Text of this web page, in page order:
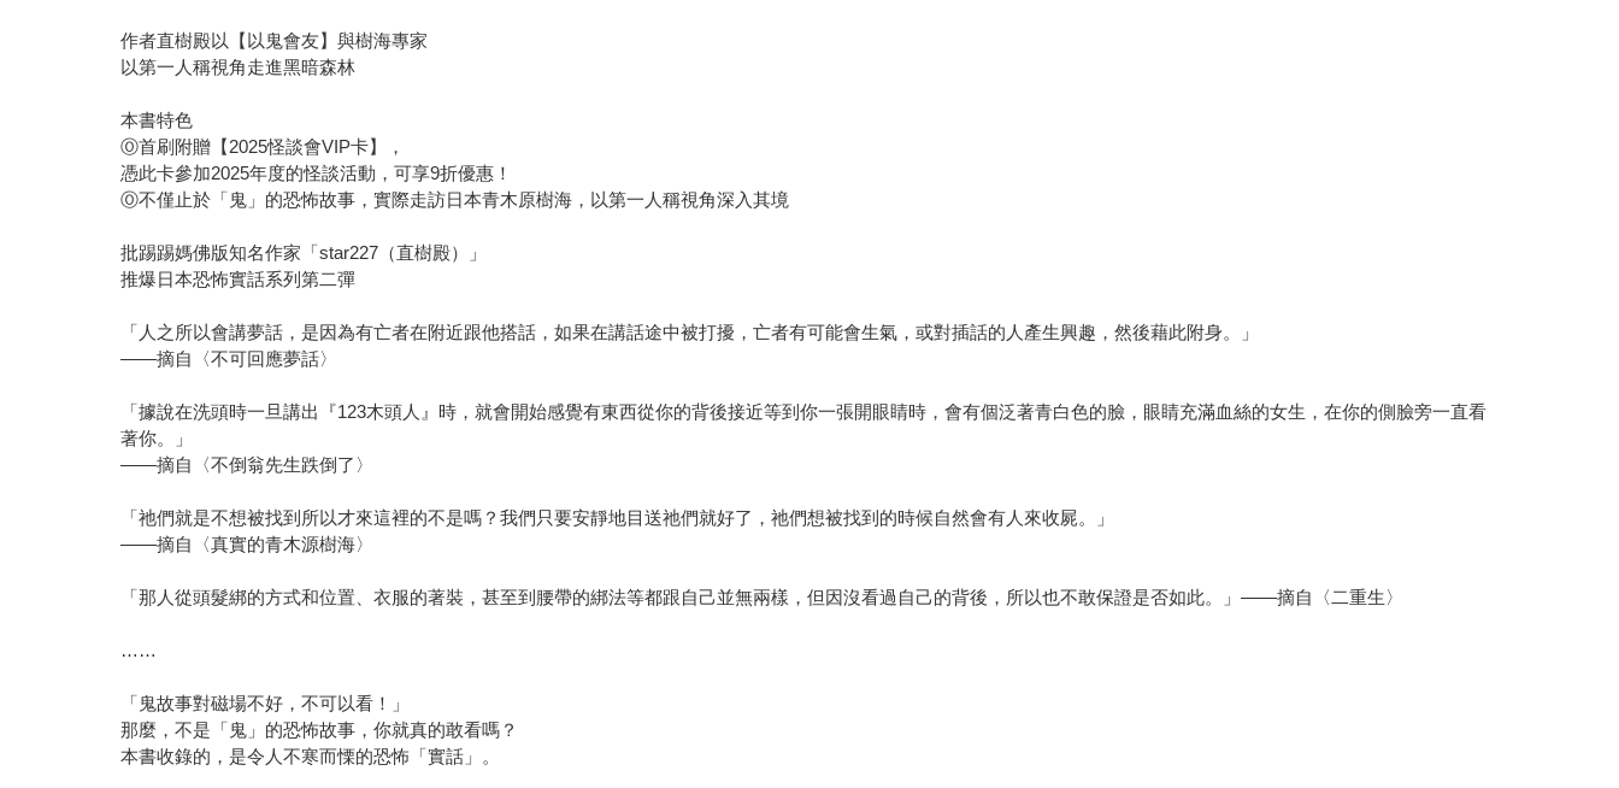
作者直樹殿以【以鬼會友】與樹海專家
以第一人稱視角走進黑暗森林
本書特色
Ⓞ首刷附贈【2025怪談會VIP卡】，
憑此卡參加2025年度的怪談活動，可享9折優惠！
Ⓞ不僅止於「鬼」的恐怖故事，實際走訪日本青木原樹海，以第一人稱視角深入其境
批踢踢媽佛版知名作家「star227（直樹殿）」
推爆日本恐怖實話系列第二彈
「人之所以會講夢話，是因為有亡者在附近跟他搭話，如果在講話途中被打擾，亡者有可能會生氣，或對插話的人產生興趣，然後藉此附身。」
——摘自〈不可回應夢話〉
「據說在洗頭時一旦講出『123木頭人』時，就會開始感覺有東西從你的背後接近等到你一張開眼睛時，會有個泛著青白色的臉，眼睛充滿血絲的女生，在你的側臉旁一直看
著你。」
——摘自〈不倒翁先生跌倒了〉
「祂們就是不想被找到所以才來這裡的不是嗎？我們只要安靜地目送祂們就好了，祂們想被找到的時候自然會有人來收屍。」
——摘自〈真實的青木源樹海〉
「那人從頭髮綁的方式和位置、衣服的著裝，甚至到腰帶的綁法等都跟自己並無兩樣，但因沒看過自己的背後，所以也不敢保證是否如此。」——摘自〈二重生〉
……
「鬼故事對磁場不好，不可以看！」
那麼，不是「鬼」的恐怖故事，你就真的敢看嗎？
本書收錄的，是令人不寒而慄的恐怖「實話」。